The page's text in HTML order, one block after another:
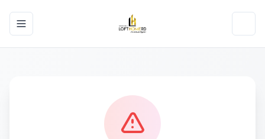
Toggle navigation menu